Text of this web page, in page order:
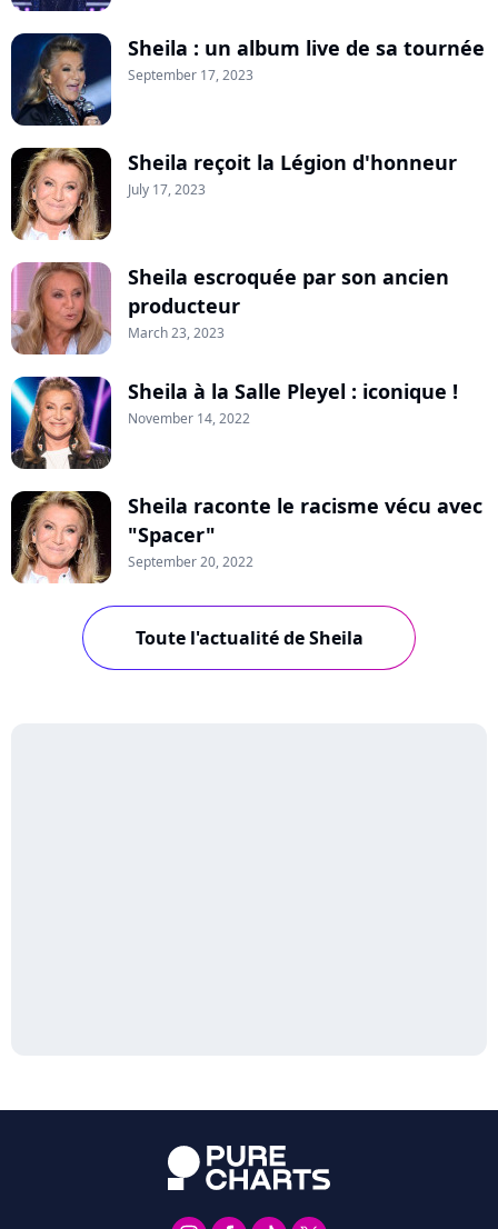
Sheila : un album live de sa tournée
September 17, 2023
Sheila reçoit la Légion d'honneur
July 17, 2023
Sheila escroquée par son ancien
producteur
March 23, 2023
Sheila à la Salle Pleyel : iconique !
November 14, 2022
Sheila raconte le racisme vécu avec
"Spacer"
September 20, 2022
Toute l'actualité de Sheila